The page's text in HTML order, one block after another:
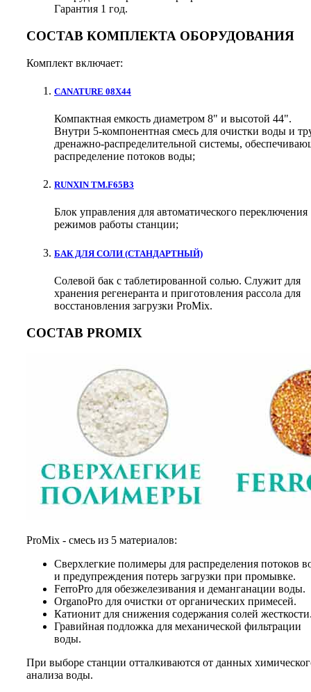
Гарантия 1 год.
СОСТАВ КОМПЛЕКТА ОБОРУДОВАНИЯ
Комплект включает:
CANATURE 08Х44
Компактная емкость диаметром 8" и высотой 44".
Внутри 5-компонентная смесь для очистки воды и
дренажно-распределительной системы,
распределение потоков воды;
RUNXIN TM.F65B3
Блок управления для автоматического переключения
режимов работы станции;
БАК ДЛЯ СОЛИ (СТАНДАРТНЫЙ)
Солевой бак с таблетированной солью. Служит для
хранения регенеранта и приготовления рассола для
восстановления загрузки ProMix.
СОСТАВ PROMIX
ProMix - смесь из 5 материалов:
Сверхлегкие полимеры для распределения потоков
и предупреждения потерь загрузки при промывке.
FerroPro для обезжелезивания и деманганации воды.
OrganoPro для очистки от органических примесей.
Катионит для снижения содержания солей
Гравийная подложка для механической фильтрации
воды.
При выборе станции отталкиваются от данных
анализа воды.